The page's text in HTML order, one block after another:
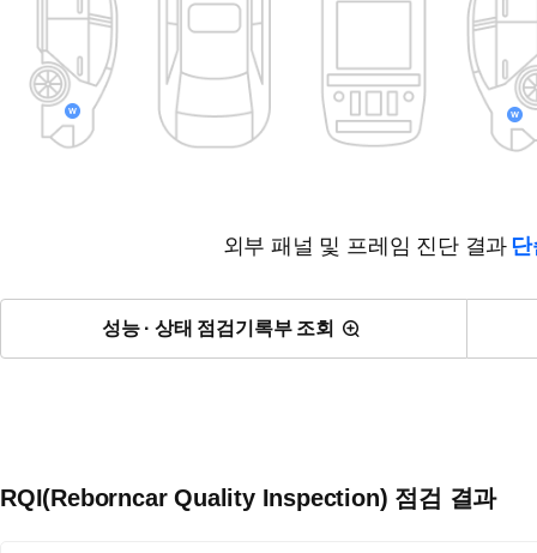
외부 패널 및 프레임 진단 결과
성능 · 상태 점검기록부 조회
RQI(Reborncar Quality Inspection) 점검 결과